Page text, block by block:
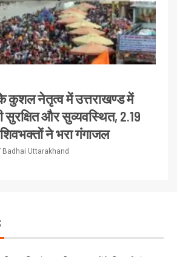
कुशल नेतृत्व में उत्तराखण्ड में
सुरक्षित और सुव्यवस्थित, 2.19
ने भरा गंगाजल
Badhai Uttarakhand